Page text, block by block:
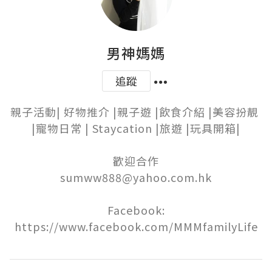
男神媽媽
追蹤
親子活動| 好物推介 |親子遊 |飲食介紹 |美容扮靚
|寵物日常 | Staycation |旅遊 |玩具開箱|
歡迎合作
sumww888@yahoo.com.hk
Facebook:
https://www.facebook.com/MMMfamilyLife